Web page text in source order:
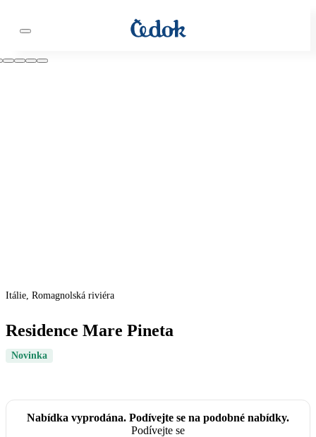
Itálie, Romagnolská riviéra
Residence Mare Pineta
Novinka
Nabídka vyprodána. Podívejte se na podobné nabídky.
Podívejte se